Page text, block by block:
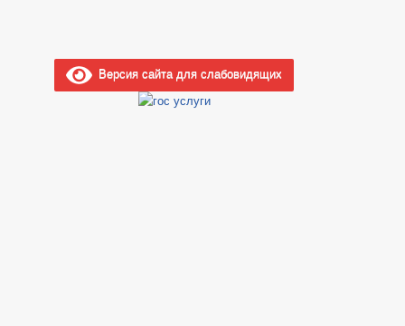
Версия сайта для слабовидящих